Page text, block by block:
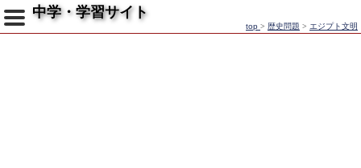
中学・学習サイト
top > 歴史問題 > エジプト文明